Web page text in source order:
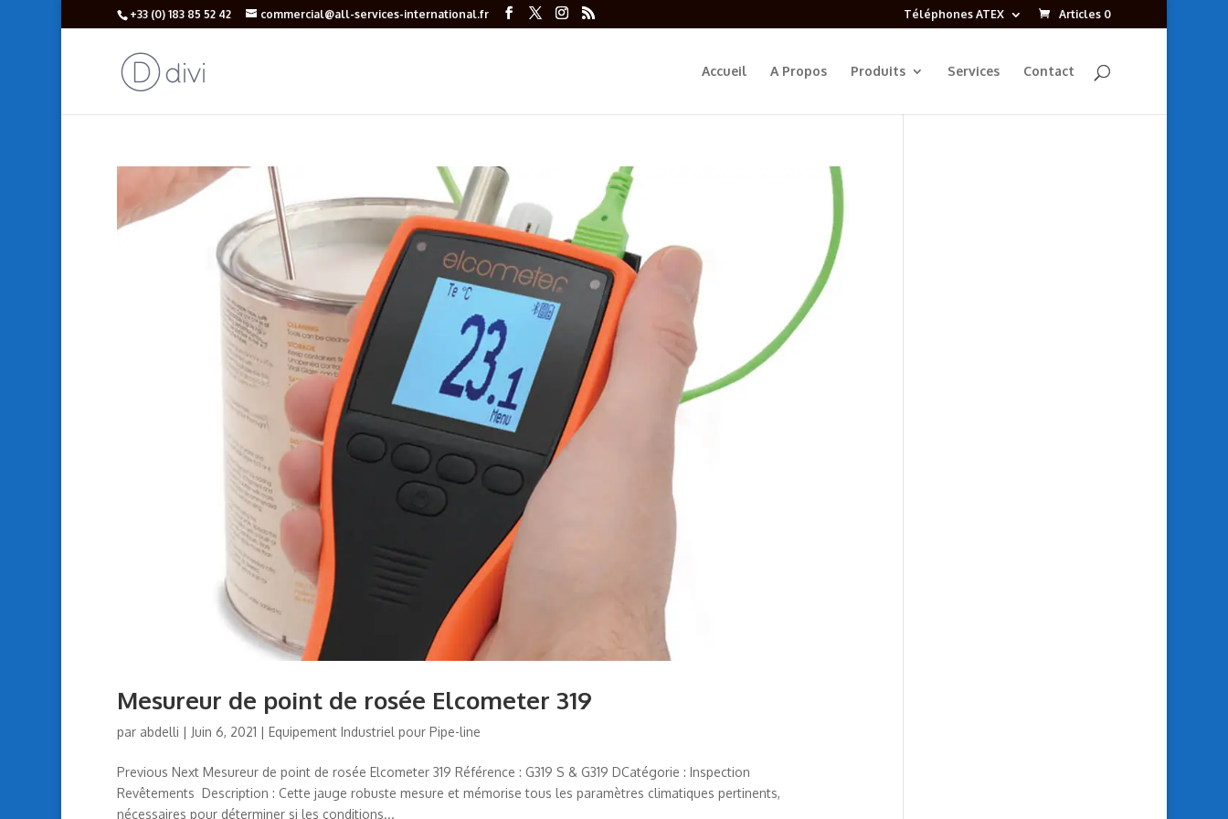
+33 (‎0) 183 85 52 42 commercial@all-services-international.fr Téléphones ATEX Articles 0
Accueil A Propos Produits Services Contact
Mesureur de point de rosée Elcometer 319
par abdelli | Juin 6, 2021 | Equipement Industriel pour Pipe-line
Previous Next Mesureur de point de rosée Elcometer 319 Référence : G319 S & G319 DCatégorie : Inspection
Revêtements Description : Cette jauge robuste mesure et mémorise tous les paramètres climatiques pertinents,
nécessaires pour déterminer si les conditions...